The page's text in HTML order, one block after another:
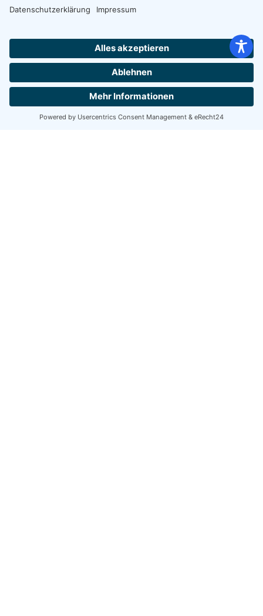
Hej, Hilfe-Spørgsmål?